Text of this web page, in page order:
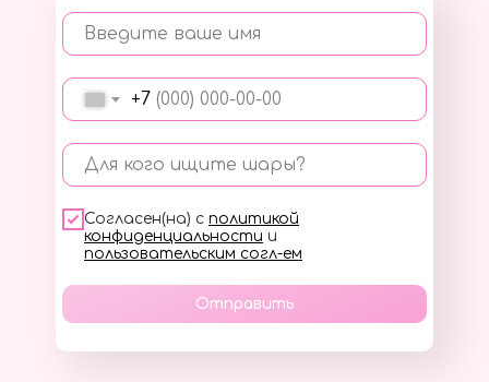
Введите ваше имя
+7
Для кого ищите шары?
Согласен(на) с политикой
конфиденциальности и
пользовательским согл-ем
Отправить